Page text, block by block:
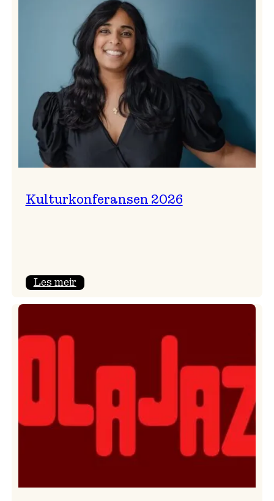
tilbake!
Kulturkonferansen 2026
Les meir: